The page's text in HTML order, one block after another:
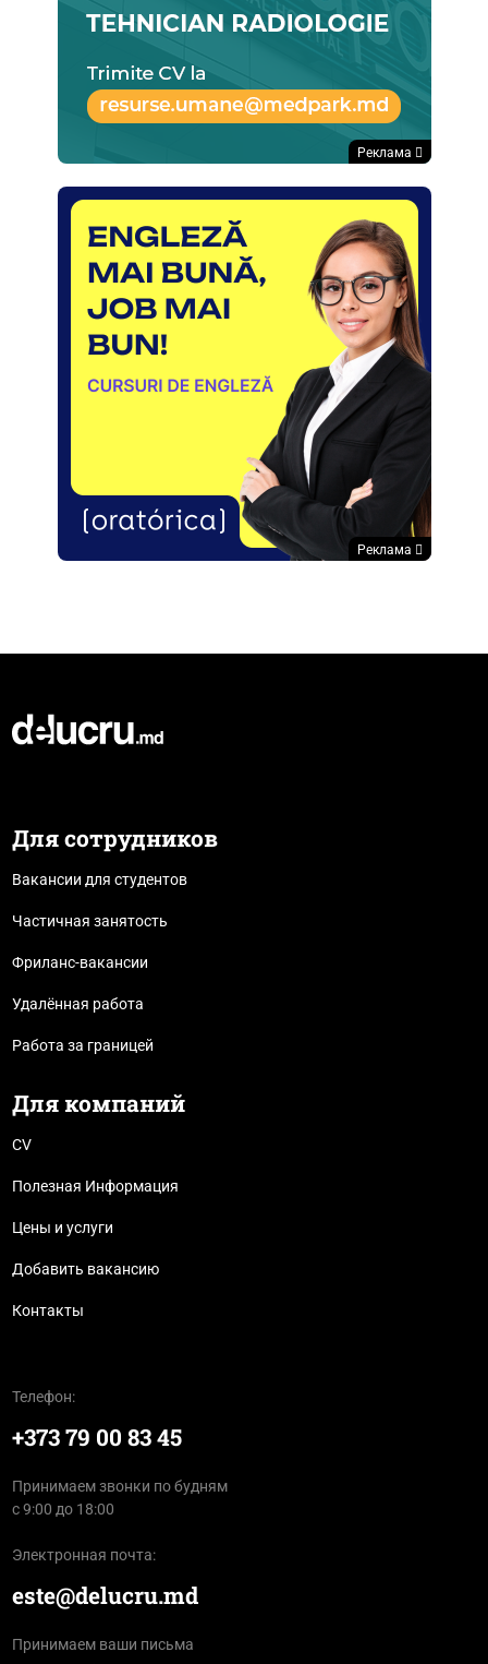
Реклама
Реклама
Для сотрудников
Вакансии для студентов
Частичная занятость
Фриланс-вакансии
Удалённая работа
Работа за границей
Для компаний
CV
Полезная Информация
Цены и услуги
Добавить вакансию
Контакты
Телефон:
+373 79 00 83 45
Принимаем звонки по будням
с 9:00 до 18:00
Электронная почта:
este@delucru.md
Принимаем ваши письма